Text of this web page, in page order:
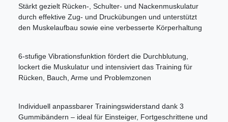
Stärkt gezielt Rücken-, Schulter- und Nackenmuskulatur
durch effektive Zug- und Druckübungen und unterstützt
den Muskelaufbau sowie eine verbesserte Körperhaltung
6-stufige Vibrationsfunktion fördert die Durchblutung,
lockert die Muskulatur und intensiviert das Training für
Rücken, Bauch, Arme und Problemzonen
Individuell anpassbarer Trainingswiderstand dank 3
Gummibändern – ideal für Einsteiger, Fortgeschrittene und